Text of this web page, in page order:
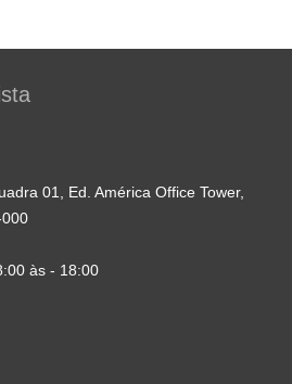
01, Ed. América Office Tower,
às - 18:00